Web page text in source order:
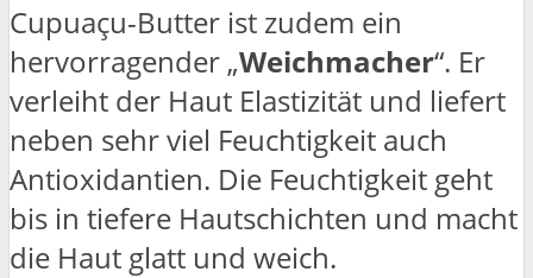
Cupuaçu-Butter ist zudem ein
hervorragender „Weichmacher“. Er
verleiht der Haut Elastizität und liefert
neben sehr viel Feuchtigkeit auch
Antioxidantien. Die Feuchtigkeit geht
bis in tiefere Hautschichten und macht
die Haut glatt und weich.